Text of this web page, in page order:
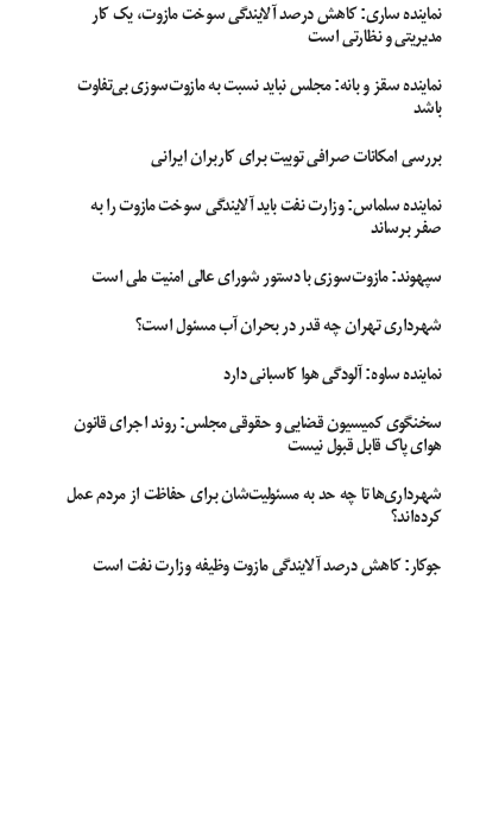
نماینده ساری: کاهش درصد آلایندگی سوخت مازوت، یک کار
مدیریتی و نظارتی است
نماینده سقز و بانه: مجلس نباید نسبت به مازوت‌سوزی بی‌تفاوت
باشد
بررسی امکانات صرافی توبیت برای کاربران ایرانی
نماینده سلماس: وزارت نفت باید آلایندگی سوخت مازوت را به
صفر برساند
سپهوند:‌ مازوت‌سوزی با دستور شورای عالی امنیت ملی است
شهرداری تهران چه قدر در بحران آب مسئول است؟
نماینده ساوه: آلودگی هوا کاسبانی دارد
سخنگوی کمیسیون قضایی و حقوقی مجلس: روند اجرای قانون
هوای پاک قابل قبول نیست
شهرداری‌ها تا چه حد به مسئولیت‌شان برای حفاظت از مردم عمل
کرده‌اند؟
جوکار: کاهش درصد آلایندگی مازوت وظیفه وزارت نفت است